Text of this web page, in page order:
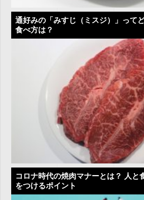
通好みの「みすじ（ミスジ）」って
食べ方は？
コロナ時代の焼肉マナーとは？ 人と
をつけるポイント